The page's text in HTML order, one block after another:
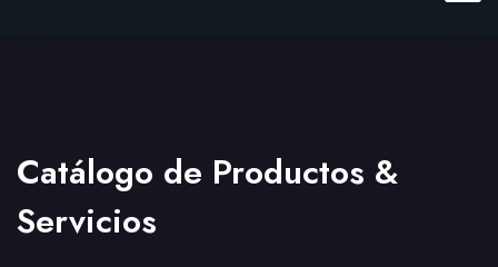
Catálogo de Productos &
Servicios